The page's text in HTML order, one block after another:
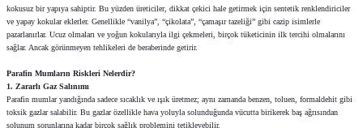
kokusuz bir yapıya sahiptir. Bu yüzden üreticiler, dikkat çekici hale getirmek için sentetik renklendiriciler
ve yapay kokular eklerler. Genellikle “vanilya”, “çikolata”, “çamaşır tazeliği” gibi cazip isimlerle
pazarlanırlar. Ucuz olmaları ve yoğun kokularıyla ilgi çekmeleri, birçok tüketicinin ilk tercihi olmalarını
sağlar. Ancak görünmeyen tehlikeleri de beraberinde getirir.
Parafin Mumların Riskleri Nelerdir?
1. Zararlı Gaz Salınımı
Parafin mumlar yandığında sadece sıcaklık ve ışık üretmez; aynı zamanda benzen, toluen, formaldehit gibi
toksik gazlar salabilir. Bu gazlar özellikle hava yoluyla solunduğunda vücutta birikerek baş ağrısından
solunum sorunlarına kadar birçok sağlık problemini tetikleyebilir.